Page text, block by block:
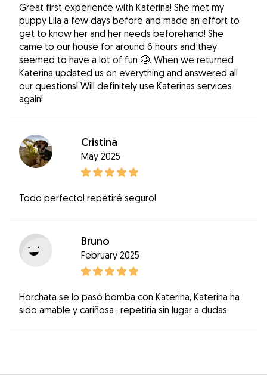
Great first experience with Katerina! She met my
puppy Lila a few days before and made an effort to
get to know her and her needs beforehand! She
came to our house for around 6 hours and they
seemed to have a lot of fun 🤩. When we returned
Katerina updated us on everything and answered all
our questions! Will definitely use Katerinas services
again!
Cristina
May 2025
Todo perfecto! repetiré seguro!
Bruno
February 2025
Horchata se lo pasó bomba con Katerina, Katerina ha
sido amable y cariñosa , repetiria sin lugar a dudas